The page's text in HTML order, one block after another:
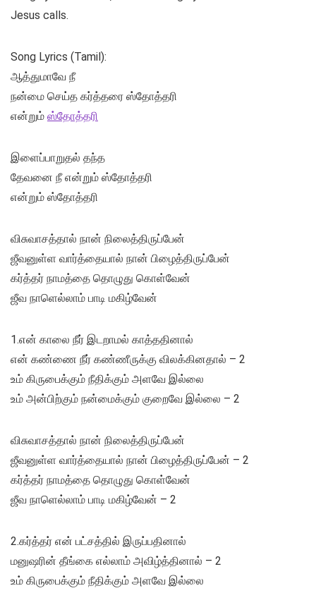
Jesus calls.
Song Lyrics (Tamil):
ஆத்துமாவே நீ
நன்மை செய்த கர்த்தரை ஸ்தோத்தரி
என்றும் ஸ்தோத்தரி
இளைப்பாறுதல் தந்த
தேவனை நீ என்றும் ஸ்தோத்தரி
என்றும் ஸ்தோத்தரி
விசுவாசத்தால் நான் நிலைத்திருப்பேன்
ஜீவனுள்ள வார்த்தையால் நான் பிழைத்திருப்பேன்
கர்த்தர் நாமத்தை தொழுது கொள்வேன்
ஜீவ நாளெல்லாம் பாடி மகிழ்வேன்
1.என் காலை நீர் இடறாமல் காத்ததினால்
என் கண்ணை நீர் கண்ணீருக்கு விலக்கினதால் – 2
உம் கிருபைக்கும் நீதிக்கும் அளவே இல்லை
உம் அன்பிற்கும் நன்மைக்கும் குறைவே இல்லை – 2
விசுவாசத்தால் நான் நிலைத்திருப்பேன்
ஜீவனுள்ள வார்த்தையால் நான் பிழைத்திருப்பேன் – 2
கர்த்தர் நாமத்தை தொழுது கொள்வேன்
ஜீவ நாளெல்லாம் பாடி மகிழ்வேன் – 2
2.கர்த்தர் என் பட்சத்தில் இருப்பதினால்
மனுஷரின் தீங்கை எல்லாம் அவிழ்த்தினால் – 2
உம் கிருபைக்கும் நீதிக்கும் அளவே இல்லை